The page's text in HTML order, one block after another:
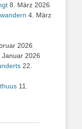
8. März 2026
4. März
2026
Januar 2026
22.
11.